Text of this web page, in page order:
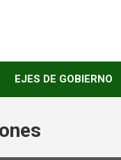
EJES DE GOBIERNO